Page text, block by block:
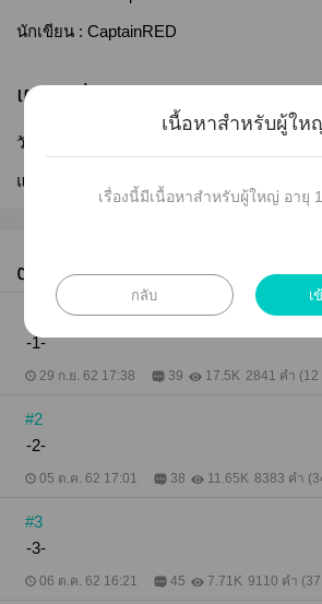
นักเขียน : CaptainRED
เผยแพร่
วันที่เผยแพร่ :
แก้ไขล่าสุด :
ตอนทั้งหมด (85) ซื้
-1-
29 ก.ย. 62 17:38 39 17.5K 2841 คำ (12
#2
-2-
05 ต.ค. 62 17:01 38 11.65K 8383 คำ
#3
-3-
06 ต.ค. 62 16:21 45 7.71K 9110 คำ
เนื้อหาสำหรับผู้ให
เรื่องนี้มีเนื้อหาสำหรับผู้ใหญ่ อายุ
กลับ เ